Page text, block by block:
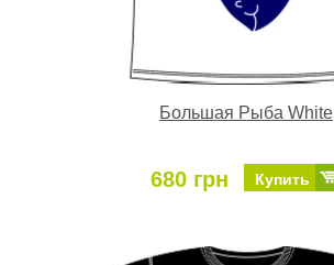
Большая Рыба White
680 грн Купить